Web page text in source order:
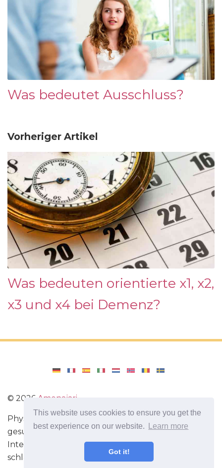
This website uses cookies to ensure you get the
best experience on our website.
Learn more
Got it!
Was bedeutet Ausschluss?
Vorheriger Artikel
Was bedeuten orientierte x1, x2,
x3 und x4 bei Demenz?
© 2026 Amenajari
Physische Übungen. Diäten und Rezepte für eine
gesunde Ernährung. Übungen für das Gehirn.
Interessante Fakten. Selbstentwicklung. Sei heute
schlauer und stärker!